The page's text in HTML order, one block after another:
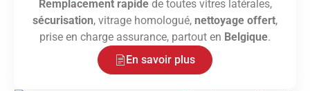
Remplacement rapidede toutes vitres latérales,
sécurisation, vitrage homologué, nettoyage offert,
prise en charge assurance, partout en Belgique.
En savoir plus